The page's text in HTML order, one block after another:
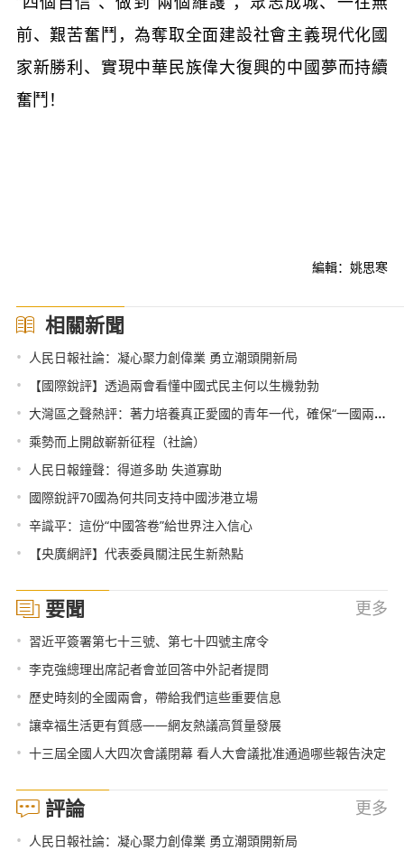
前、艱苦奮鬥，為奪取全面建設社會主義現代化國
家新勝利、實現中華民族偉大復興的中國夢而持續
奮鬥！
編輯：姚思寒
相關新聞
• 人民日報社論：凝心聚力創偉業 勇立潮頭開新局
• 【國際銳評】透過兩會看懂中國式民主何以生機勃勃
• 大灣區之聲熱評：著力培養真正愛國的青年一代，確保“一國兩制”行穩致遠
• 乘勢而上開啟嶄新征程（社論）
• 人民日報鐘聲：得道多助 失道寡助
• 國際銳評70國為何共同支持中國涉港立場
• 辛識平：這份“中國答卷”給世界注入信心
• 【央廣網評】代表委員關注民生新熱點
要聞 更多
• 習近平簽署第七十三號、第七十四號主席令
• 李克強總理出席記者會並回答中外記者提問
• 歷史時刻的全國兩會，帶給我們這些重要信息
• 讓幸福生活更有質感——網友熱議高質量發展
• 十三屆全國人大四次會議閉幕 看人大會議批准通過哪些報告決定
評論 更多
• 人民日報社論：凝心聚力創偉業 勇立潮頭開新局